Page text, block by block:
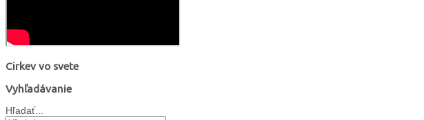
Cirkev vo svete
Vyhľadávanie
Hľadať...